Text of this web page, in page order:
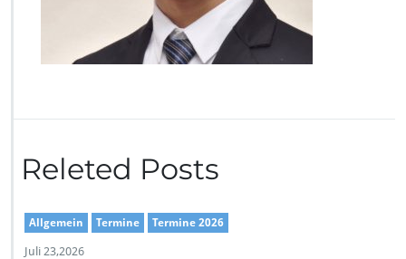
Releted Posts
Allgemein Termine Termine 2026
Juli 23,2026